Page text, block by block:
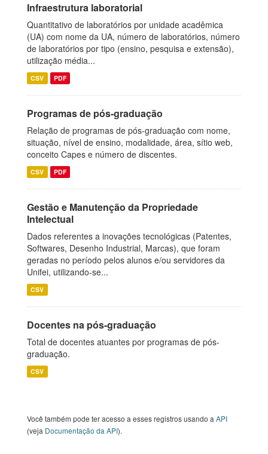
Infraestrutura laboratorial
Quantitativo de laboratórios por unidade acadêmica
(UA) com nome da UA, número de laboratórios, número
de laboratórios por tipo (ensino, pesquisa e extensão),
utilização média...
CSV PDF
Programas de pós-graduação
Relação de programas de pós-graduação com nome,
situação, nível de ensino, modalidade, área, sítio web,
conceito Capes e número de discentes.
CSV PDF
Gestão e Manutenção da Propriedade
Intelectual
Dados referentes a inovações tecnológicas (Patentes,
Softwares, Desenho Industrial, Marcas), que foram
geradas no período pelos alunos e/ou servidores da
Unifei, utilizando-se...
CSV
Docentes na pós-graduação
Total de docentes atuantes por programas de pós-
graduação.
CSV
Você também pode ter acesso a esses registros usando a API
(veja Documentação da API).